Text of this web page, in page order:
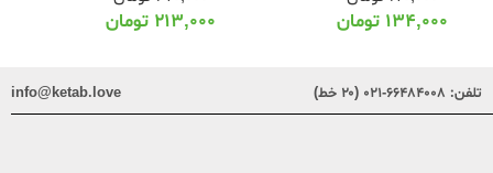
۱۳۴,۰۰۰ تومان ۲۱۳,۰۰۰ تومان
تلفن: ۶۶۴۸۴۰۰۸-۰۲۱ (۲۰ خط) info@ketab.love